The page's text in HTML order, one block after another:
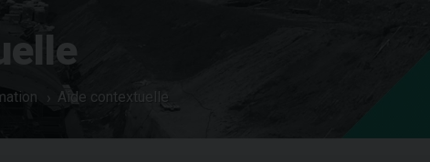
Aide contextuelle